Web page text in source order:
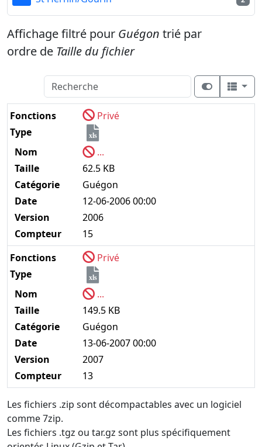
Affichage filtré pour Guégon trié par
ordre de Taille du fichier
Fonctions
Privé
Type
xls
Nom
...
Taille
62.5 KB
Catégorie
Guégon
Date
12-06-2006 00:00
Version
2006
Compteur
15
Fonctions
Privé
Type
xls
Nom
...
Taille
149.5 KB
Catégorie
Guégon
Date
13-06-2007 00:00
Version
2007
Compteur
13
Les fichiers .zip sont décompactables avec un logiciel
comme 7zip.
Les fichiers .tgz ou tar.gz sont plus spécifiquement